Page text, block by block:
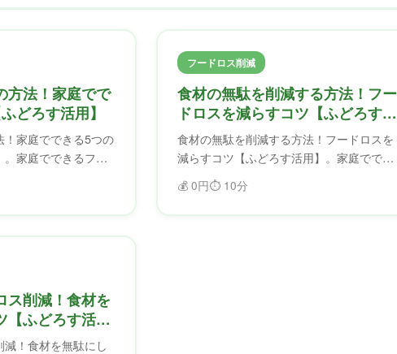
方法！家庭でで
どろす活用】
！家庭でできる5つの
。家庭でできるフー
。ふどろすを使え
フードロスを削減
フードロス削減
食材の無駄を削減する方法！フー
ドロスを減らすコツ【ふどろす活
用】
食材の無駄を削減する方法！フードロスを
減らすコツ【ふどろす活用】。家庭ででき
るフードロス削減のコツを紹介。ふどろす
を使えば、食材を無駄にせず、フードロス
💰 0円⏱️ 10分
ス削減！食材を
【ふどろす活
！食材を無駄にし